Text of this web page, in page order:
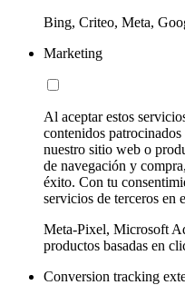
Bing, Criteo, Meta,
Marketing
Al aceptar estos
contenidos
nuestro sitio web o
de navegación y
éxito. Con tu
servicios de terceros en
Meta-Pixel, Microsoft
productos basadas en
Conversion tracking